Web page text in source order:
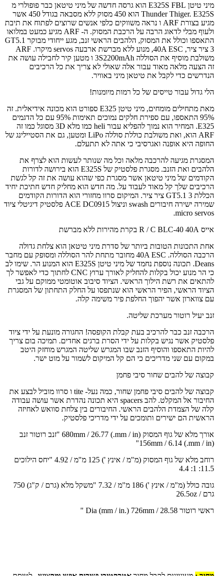
מיני טיטן E325S FBL הוא גרסה חדשה של מיני טיטאן כבר פופולרי מ
Thunder Thiger. E325S הוא 450 מסוק ללא מסבאה בגודל 450 אשר
מגיע בצורת ARF ו נראה משווקים כלפי אנשים שרוצים לפתוח את תיבת
ולעוף מבלי לדאוג הרבה על הרכבת המסוק. ה- ARF מגיע כמעט במלואו
התאספו וכולל את המסוק, הלהבים הראשי זנב, מגע ייחודי מבוקר GT5.1
3 ציר ציר, 40A ESC, מנוע ללא מברשת ארבעה servos מיקרו. ARF
משולבת מוסיף את הסוללה 3S2200mAh ו מטען קיר לחבילה עושה את
זה הצעה מלאה מאוד עבור אלה שאולי לא צריך את כל הרכיבים
הנדרשים כדי לקבל את טיטאן מיני באוויר.
הלי גדול עבור טייסים של כל רמות מיומנות!
מאת מתחילים מומחים, מיני טיטן E325 ספורט הוא מכונה אידיאלית. זה
95% התאספו, עם ספירת חלקים נמוכים תאימות 95% עם כל הדגמים
E325. המחיר הוא נמוך להפליא עבור heli כמו מלא 3D מסוגל כמו זה
ARF הוא, ואת משולבת כוללת סוללה LiPo ומטען, גם את הסטיילינג של
החופה היא אופנה ואגרסיבי כי אתה לא תתעלם.
המסגרת מגיעה להרכבה מלאה וכל מה שנותר לעשות הוא לצרף את
הלהבים ואת הזנב. מסגרת פלסטיק של E325S הוא בירושה לדורות
הקודמים של מיני טיטאן אשר מסגרת כפי שהוא עושה את זה קל לגשת
הרכיבים שלך קל מאוד לעבוד על. מה חדש הוא מחליק חדש חתיכת יחיד
הכללת GT5.1 3 ציר ציר. המיקום סרוו מחזורי הוא הדורות הקודמים
שמירה ישירה חיבורים swash וניצול ACE DC0915 פלסטיק דיגיטלי ציוד
micro servos.
אייס R / C BLC-40 40A בקרת מהירות ללא מברשת
אחת התכונות הטובות ביותר של סדרת מיני טיטאן הוא צלחת גדולה
הרכבה הסוללה. 40A ESC מחובר מתחת להר הסוללה ומסופק עם מחבר
Deans. תכונה נוספת נחמד של מיני טיטן E325S הוא המנוע הר. שימו לב
כי הר מנוע יכול בקלות להחליק לאורך ערוץ CNC לחתוך כדי לאפשר לך
להתאים את רשת הילוך הראשי. הציוד סיבוב אוטומטי ממוקם על גבי
הציוד הראשי, הפיר הראשי הוא שנתפסו על החלק התחתון של המסגרת
עם צווארון אשר יהפוך החלפת פיר משימה קלה.
זנב יעיל רוטור מערכת שליטה.
הרכבה זנב כבר להרכיב בעת קבלת הקופסה! החגורה מונעת על ידי ציוד
פלסטיק אשר נגיש בקלות על ידי הסרת ברגים אחדים. תמיכה בום צריך
להיות התאספו והוסיף הזנב שבו המגרש שליטה המגרש מוחזק היטב
במקום עם שני מדריכים כי הם קל המיקום לשמור על מוט ישר.
קבוצה של להבים שחור סיבי פחמן
קבוצה של להבים סיבי פחמן שחור, כמה נעל- tite ו סרוו מוביל לבצע את
החיבור אל המקלט. להב spacers היא תכונה נהדרת אשר עושה עבודה
קלה של הצמדת הלהבים הראשי. החיבורים בין צלחת סוואש לאחיזה
הראשית הם ישירים ותומכים על ידי מדריכי פלסטיק.
אורך מלא של גוף המסוק (mm / in.) 680mm / 26.77 "זנב רוטור זנב
(mm / in.) 156mm / 6.14"
רוחב מלא של גוף המסוק (מ"מ / אינץ ') 125 מ"מ / 4.92 "יחס הילוכים
11.5: 1: 4.4
גובה כולל (מ"מ / אינץ ') 186 מ"מ / 7.32 "משקל מלא (גרם / ק"ג) 750
גרם / 26.5oz
ראשי רוטור Dia (mm / in.) 726mm / 28.58 "